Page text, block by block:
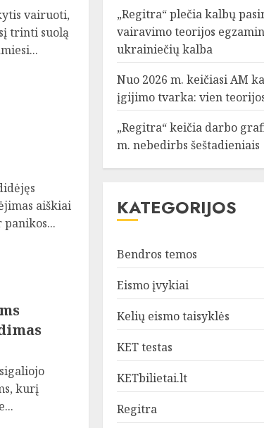
vairuoti,
trinti suolą
aiškiai
kurį
„Regitra“ plečia kalbų
vairavimo teorijos
ukrainiečių kalba
Nuo 2026 m. keičiasi AM
įgijimo tvarka: vien
„Regitra“ keičia darbo
m. nebedirbs šeštadieniais
KATEGORIJOS
Bendros temos
Eismo įvykiai
Kelių eismo taisyklės
KET testas
KETbilietai.lt
Regitra